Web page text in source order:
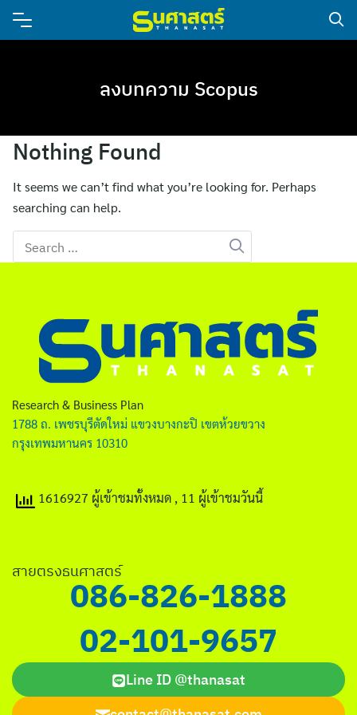
ไทย
English
ลงบทความ Scopus
Nothing Found
It seems we can’t find what you’re looking for. Perhaps
searching can help.
Search
for:
Research & Business Plan
1788 ถ. เพชรบุรีตัดใหม่ แขวงบางกะปิ เขตห้วยขวาง
กรุงเทพมหานคร 10310
1616927 ผู้เข้าชมทั้งหมด , 11 ผู้เข้าชมวันนี้
สายตรงธนศาสตร์
086-826-1888
02-101-9657
Line ID @thanasat